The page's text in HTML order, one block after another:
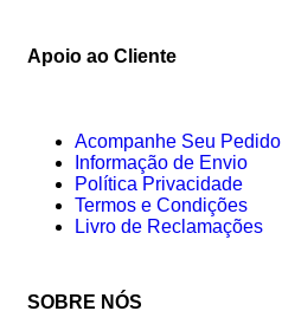
Apoio ao Cliente
Acompanhe Seu Pedido
Informação de Envio
Política Privacidade
Termos e Condições
Livro de Reclamações
SOBRE NÓS